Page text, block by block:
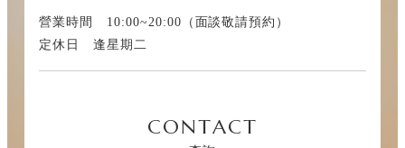
營業時間 10:00~20:00（面談敬請預約）
定休日 逢星期二
CONTACT